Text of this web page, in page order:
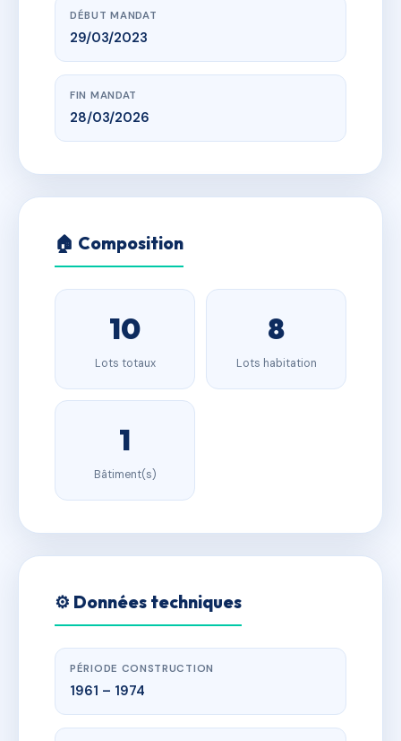
DÉBUT MANDAT
29/03/2023
FIN MANDAT
28/03/2026
🏠 Composition
10
Lots totaux
8
Lots habitation
1
Bâtiment(s)
⚙️ Données techniques
PÉRIODE CONSTRUCTION
1961 – 1974